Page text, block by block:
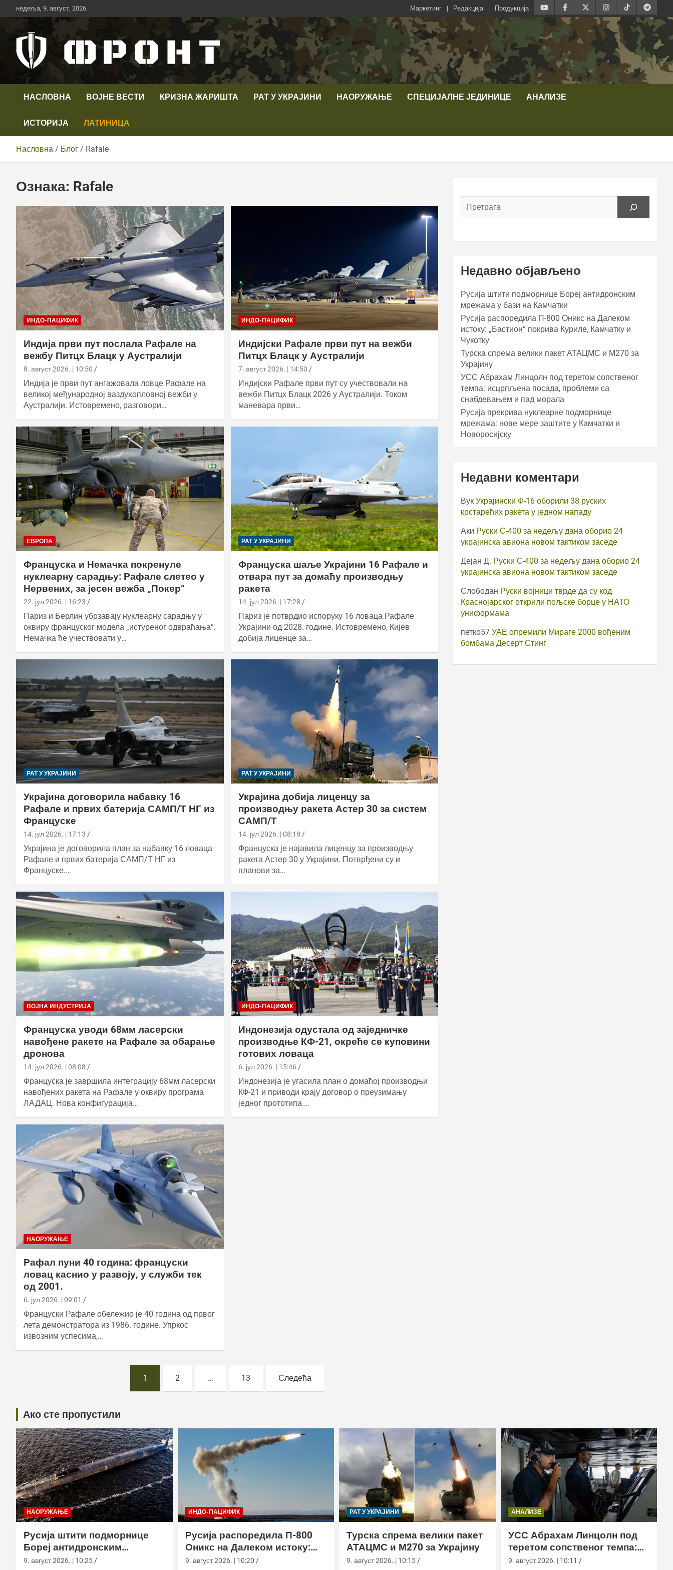
Скип
то
недеља, 9. август, 2026. Маркетинг Редакција Продукција
Телевизија ФРОНТ
НАСЛОВНА ВОЈНЕ ВЕСТИ КРИЗНА ЖАРИШТА РАТ У УКРАЈИНИ НАОРУЖАЊЕ СПЕЦИЈАЛНЕ ЈЕДИНИЦЕ АНАЛИЗЕ
ИСТОРИЈА ЛАТИНИЦА
Насловна Блог Rafale
Ознака: Rafale
ИНДО-ПАЦИФИК
Индија први пут послала Рафале на
вежбу Питцх Блацк у Аустралији
8. август 2026. | 10:50
Индија је први пут ангажовала ловце Рафале на
великој међународној ваздухопловној вежби у
Аустралији. Истовремено, разговори…
ИНДО-ПАЦИФИК
Индијски Рафале први пут на вежби
Питцх Блацк у Аустралији
7. август 2026. | 14:50
Индијски Рафале први пут су учествовали на
вежби Питцх Блацк 2026 у Аустралији. Током
маневара први…
ЕВРОПА
Француска и Немачка покренуле
нуклеарну сарадњу: Рафале слетео у
Нервених, за јесен вежба „Покер“
22. јул 2026. | 16:23
Париз и Берлин убрзавају нуклеарну сарадњу у
оквиру француског модела „истуреног одвраћања“.
Немачка ће учествовати у…
РАТ У УКРАЈИНИ
Француска шаље Украјини 16 Рафале и
отвара пут за домаћу производњу
ракета
14. јул 2026. | 17:28
Париз је потврдио испоруку 16 ловаца Рафале
Украјини од 2028. године. Истовремено, Кијев
добија лиценце за…
РАТ У УКРАЈИНИ
Украјина договорила набавку 16
Рафале и првих батерија САМП/Т НГ из
Француске
14. јул 2026. | 17:13
Украјина је договорила план за набавку 16 ловаца
Рафале и првих батерија САМП/Т НГ из
Француске.…
РАТ У УКРАЈИНИ
Украјина добија лиценцу за
производњу ракета Астер 30 за систем
САМП/Т
14. јул 2026. | 08:18
Француска је најавила лиценцу за производњу
ракета Астер 30 у Украјини. Потврђени су и
планови за…
ВОЈНА ИНДУСТРИЈА
Француска уводи 68мм ласерски
навођене ракете на Рафале за обарање
дронова
14. јул 2026. | 08:08
Француска је завршила интеграцију 68мм ласерски
навођених ракета на Рафале у оквиру програма
ЛАДАЦ. Нова конфигурација…
ИНДО-ПАЦИФИК
Индонезија одустала од заједничке
производње КФ-21, окреће се куповини
готових ловаца
6. јул 2026. | 15:46
Индонезија је угасила план о домаћој производњи
КФ-21 и приводи крају договор о преузимању
једног прототипа.…
НАОРУЖАЊЕ
Рафал пуни 40 година: француски
ловац каснио у развоју, у служби тек
од 2001.
6. јул 2026. | 09:01
Француски Рафале обележио је 40 година од првог
лета демонстратора из 1986. године. Упркос
извозним успесима,…
1 2 … 13 Следећа
Недавно објављено
Русија штити подморнице Бореј антидронским
мрежама у бази на Камчатки
Русија распоредила П-800 Оникс на Далеком
истоку: „Бастион“ покрива Куриле, Камчатку и
Чукотку
Турска спрема велики пакет АТАЦМС и М270 за
Украјину
УСС Абрахам Линцолн под теретом сопственог
темпа: исцрпљена посада, проблеми са
снабдевањем и пад морала
Русија прекрива нуклеарне подморнице
мрежама: нове мере заштите у Камчатки и
Новоросијску
Недавни коментари
Вук Украјински Ф-16 оборили 38 руских
крстарећих ракета у једном нападу
Аки Руски С-400 за недељу дана оборио 24
украјинска авиона новом тактиком заседе
Дејан Д. Руски С-400 за недељу дана оборио 24
украјинска авиона новом тактиком заседе
Слободан Руски војници тврде да су код
Краснојарског открили пољске борце у НАТО
униформама
петко57 УАЕ опремили Мираге 2000 вођеним
бомбама Десерт Стинг
Ако сте пропустили
НАОРУЖАЊЕ
Русија штити подморнице
Бореј антидронским
мрежама у бази на Камчатки
9. август 2026. | 10:25
ИНДО-ПАЦИФИК
Русија распоредила П-800
Оникс на Далеком истоку:
„Бастион“ покрива Куриле,
9. август 2026. | 10:20
РАТ У УКРАЈИНИ
Турска спрема велики пакет
АТАЦМС и М270 за Украјину
9. август 2026. | 10:15
АНАЛИЗЕ
УСС Абрахам Линцолн под
теретом сопственог темпа:
исцрпљена посада,
9. август 2026. | 10:11